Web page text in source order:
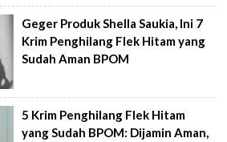
Geger Produk Shella Saukia, Ini 7
Krim Penghilang Flek Hitam yang
Sudah Aman BPOM
5 Krim Penghilang Flek Hitam
yang Sudah BPOM: Dijamin Aman,